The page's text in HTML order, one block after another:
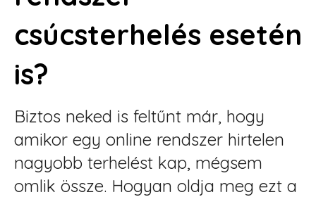
csúcsterhelés esetén
is?
Biztos neked is feltűnt már, hogy
amikor egy online rendszer hirtelen
nagyobb terhelést kap, mégsem
omlik össze. Hogyan oldja meg ezt a